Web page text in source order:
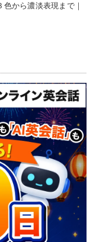
色から濃淡表現まで｜